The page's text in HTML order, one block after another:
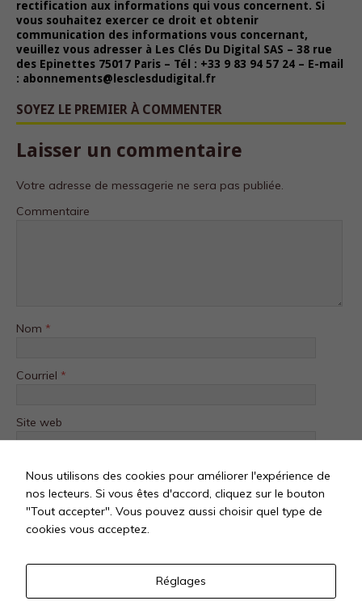
rectification aux informations qui vous concernent. Si
vous souhaitez exercer ce droit et obtenir
communication des informations vous concernant,
veuillez vous adresser à Les Clés Du Digital SAS – 38 rue
des Epinettes 75017 Paris – Tél : +33 9 83 94 57 24 – E-mail
: abonnements@lesclesdudigital.fr
SOYEZ LE PREMIER À COMMENTER
Laisser un commentaire
Votre adresse de messagerie ne sera pas publiée.
Commentaire
Nom *
Courriel *
Site web
Nous utilisons des cookies pour améliorer l'expérience de
nos lecteurs. Si vous êtes d'accord, cliquez sur le bouton
"Tout accepter". Vous pouvez aussi choisir quel type de
cookies vous acceptez.
Réglages